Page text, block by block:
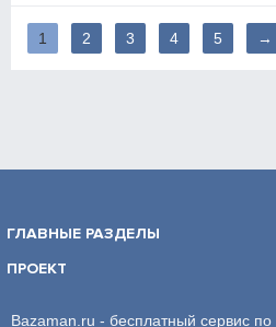
1 2 3 4 5 →
ГЛАВНЫЕ РАЗДЕЛЫ
ПРОЕКТ
Bazaman.ru - бесплатный сервис